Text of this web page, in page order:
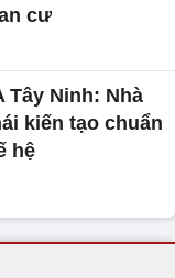
cư
Tây Ninh: Nhà
kiến tạo chuẩn
hệ